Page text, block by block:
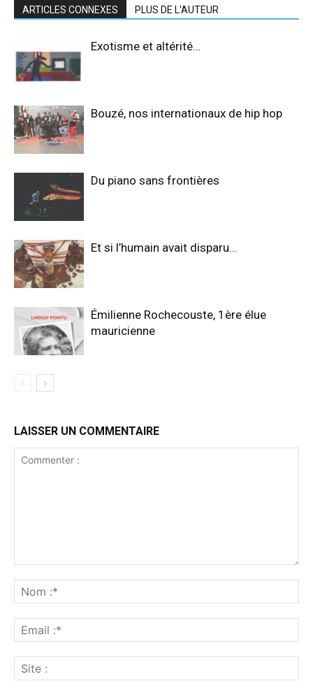
ARTICLES CONNEXES PLUS DE L'AUTEUR
Exotisme et altérité…
Bouzé, nos internationaux de hip hop
Du piano sans frontières
Et si l’humain avait disparu…
Émilienne Rochecouste, 1ère élue
mauricienne
LAISSER UN COMMENTAIRE